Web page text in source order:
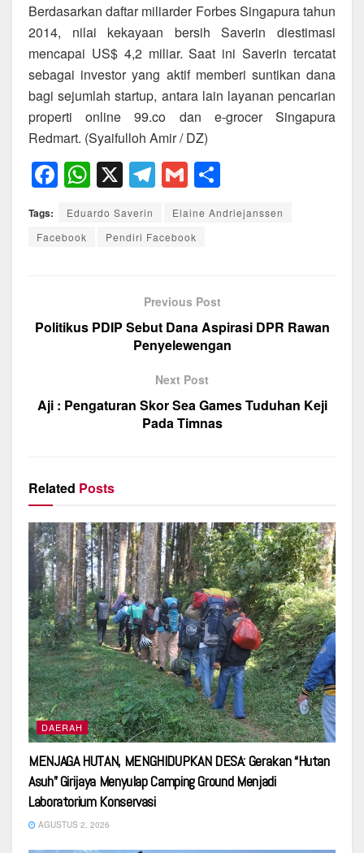
Berdasarkan daftar miliarder Forbes Singapura tahun
2014, nilai kekayaan bersih Saverin diestimasi
mencapai US$ 4,2 miliar. Saat ini Saverin tercatat
sebagai investor yang aktif memberi suntikan dana
bagi sejumlah startup, antara lain layanan pencarian
properti online 99.co dan e-grocer Singapura
Redmart. (Syaifulloh Amir / DZ)
F
a
c
e
o
W
h
at
p
X T
el
e
gr
m
G
m
ail
h
ar
Tags: Eduardo Saverin
Elaine Andriejanssen
Facebook
Pendiri Facebook
Previous Post
Politikus PDIP Sebut Dana Aspirasi DPR Rawan
Penyelewengan
Next Post
Aji : Pengaturan Skor Sea Games Tuduhan Keji
Pada Timnas
Related Posts
DAERAH
MENJAGA HUTAN, MENGHIDUPKAN DESA: Gerakan “Hutan
Asuh” Girijaya Menyulap Camping Ground Menjadi
Laboratorium Konservasi
AGUSTUS 2, 2026